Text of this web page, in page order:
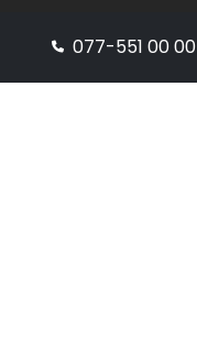
077-551 00 00